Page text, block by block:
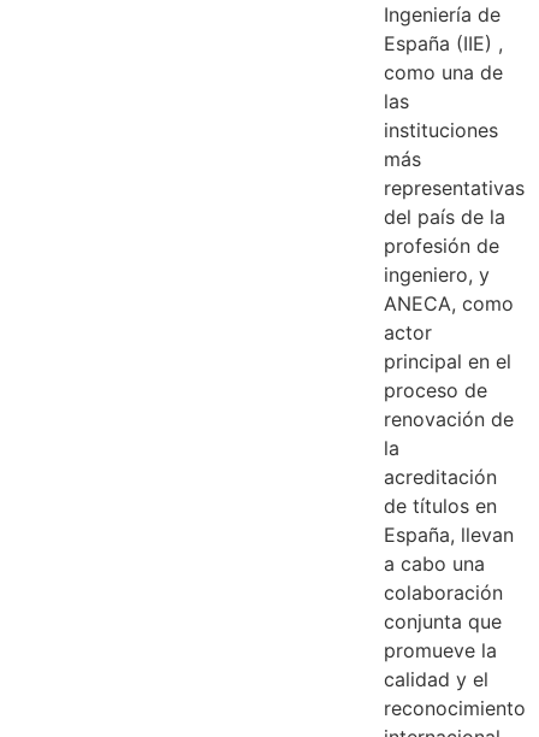
Ingeniería de
España (IIE) ,
como una de
las
instituciones
más
representativas
del país de la
profesión de
ingeniero, y
ANECA, como
actor
principal en el
proceso de
renovación de
la
acreditación
de títulos en
España, llevan
a cabo una
colaboración
conjunta que
promueve la
calidad y el
reconocimiento